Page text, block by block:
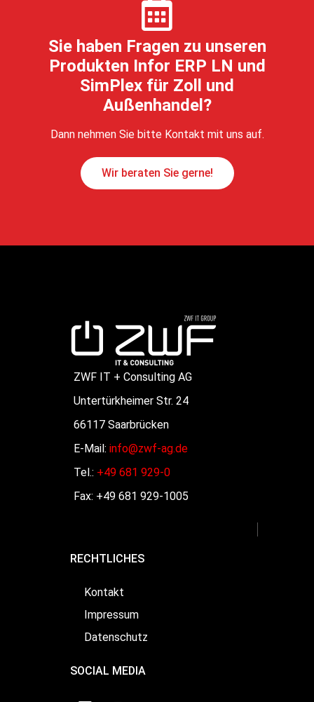
Sie haben Fragen zu unseren
Produkten Infor ERP LN und
SimPlex für Zoll und
Außenhandel?
Dann nehmen Sie bitte Kontakt mit uns auf.
Wir beraten Sie gerne!
ZWF IT + Consulting AG
Untertürkheimer Str. 24
66117 Saarbrücken
E-Mail: info@zwf-ag.de
Tel.: +49 681 929-0
Fax: +49 681 929-1005
RECHTLICHES
Kontakt
Impressum
Datenschutz
SOCIAL MEDIA